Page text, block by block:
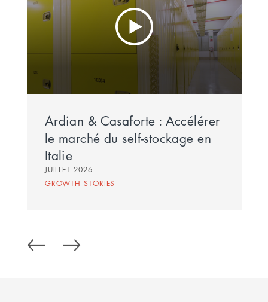
Ardian & Casaforte : Accélérer
le marché du self-stockage en
Italie
JUILLET 2026
GROWTH STORIES